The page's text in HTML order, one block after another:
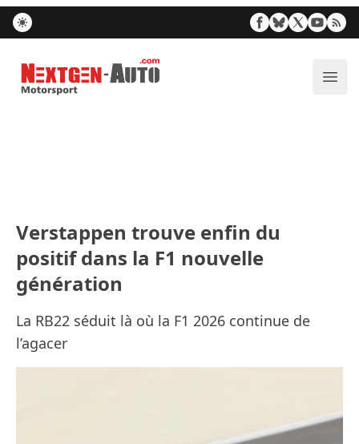
Nextgen-Auto.com
Verstappen trouve enfin du
positif dans la F1 nouvelle
génération
La RB22 séduit là où la F1 2026 continue de
l’agacer